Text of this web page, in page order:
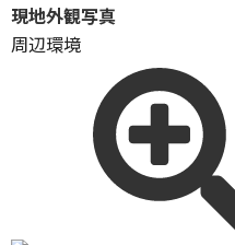
現地外観写真
周辺環境